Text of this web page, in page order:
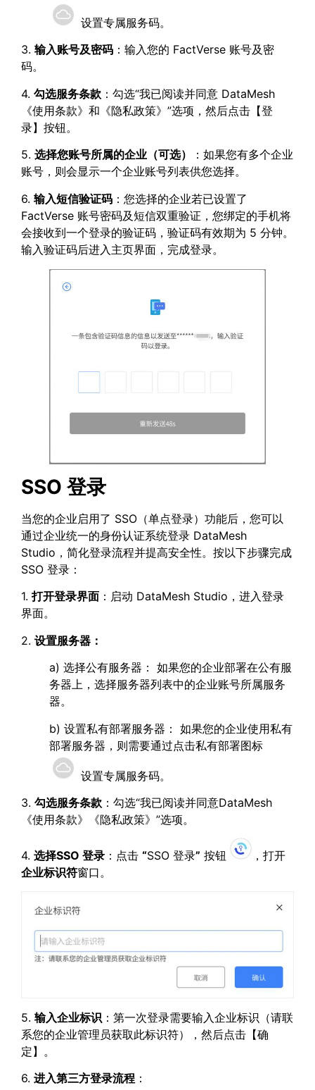
设置专属服务码。
3. 输入账号及密码 ：输入您的 FactVerse 账号及密
码。
4. 勾选服务条款 ：勾选“我已阅读并同意 DataMesh
《使用条款》和《隐私政策》”选项，然后点击【登
录】按钮。
5. 选择您账号所属的企业（可选）
：如果您有多个企业
账号，则会显示一个企业账号列表供您选择。
6. 输入短信验证码 ：您选择的企业若已设置了
FactVerse 账号密码及短信双重验证，您绑定的手机将
会接收到一个登录的验证码，验证码有效期为 5 分钟。
输入验证码后进入主页界面，完成登录。
SSO 登录
当您的企业启用了 SSO（单点登录）功能后，您可以
通过企业统一的身份认证系统登录 DataMesh
Studio，简化登录流程并提高安全性。按以下步骤完成
SSO 登录：
1.打开登录界面 ：启动 DataMesh Studio，进入登录
界面。
2. 设置服务器：
a) 选择公有服务器： 如果您的企业部署在公有服
务器上，选择服务器列表中的企业账号所属服务
器。
b) 设置私有部署服务器： 如果您的企业使用私有
部署服务器，则需要通过点击私有部署图标
设置专属服务码。
3. 勾选服务条款 ：勾选“我已阅读并同意DataMesh
《使用条款》《隐私政策》”选项。
4. 选择SSO 登录 ：点击 “SSO 登录” 按钮
，打开
企业标识符窗口。
5. 输入企业标识 ：第一次登录需要输入企业标识（请联
系您的企业管理员获取此标识符），然后点击【确
定】。
6. 进入第三方登录流程 ：